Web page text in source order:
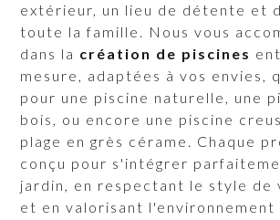
extérieur, un lieu de détente et
toute la famille. Nous vous
dans la création de piscines
mesure, adaptées à vos envies,
pour une piscine naturelle, une
bois, ou encore une piscine
plage en grès cérame. Chaque
conçu pour s'intégrer
jardin, en respectant le style de
et en valorisant l'environnement